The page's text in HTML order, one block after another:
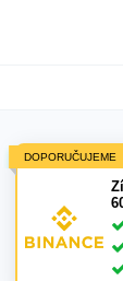
DOPORUČUJEME